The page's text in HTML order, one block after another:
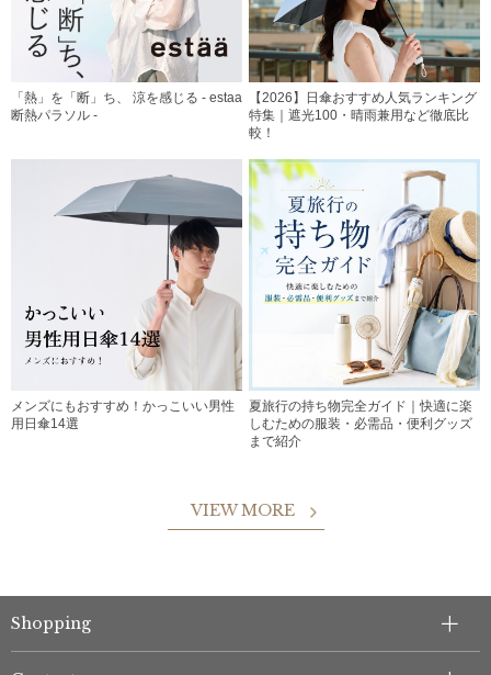
「熱」を「断」ち、 涼を感じる - estaa
断熱パラソル -
【2026】日傘おすすめ人気ランキング
特集｜遮光100・晴雨兼用など徹底比
較！
メンズにもおすすめ！かっこいい男性
用日傘14選
夏旅行の持ち物完全ガイド｜快適に楽
しむための服装・必需品・便利グッズ
まで紹介
VIEW MORE
Shopping